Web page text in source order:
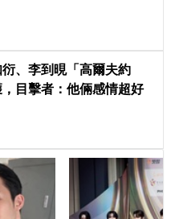
、李到晛「高爾夫約
目擊者：他倆感情超好